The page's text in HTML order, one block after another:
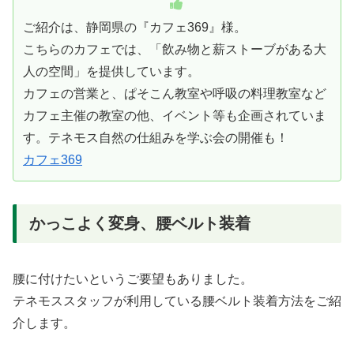
ご紹介は、静岡県の『カフェ369』様。
こちらのカフェでは、「飲み物と薪ストーブがある大
人の空間」を提供しています。
カフェの営業と、ぱそこん教室や呼吸の料理教室など
カフェ主催の教室の他、イベント等も企画されていま
す。テネモス自然の仕組みを学ぶ会の開催も！
カフェ369
かっこよく変身、腰ベルト装着
腰に付けたいというご要望もありました。
テネモススタッフが利用している腰ベルト装着方法をご紹
介します。